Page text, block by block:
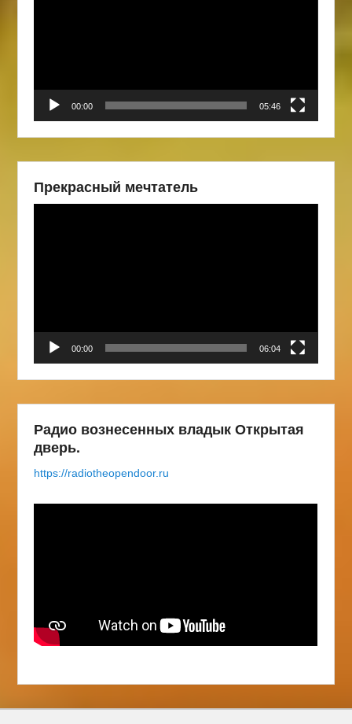
00:00 05:46
Прекрасный мечтатель
00:00 06:04
Радио вознесенных владык Открытая
дверь.
https://radiotheopendoor.ru